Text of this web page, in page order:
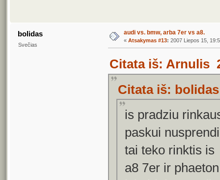
bolidas
Svečias
audi vs. bmw, arba 7er vs a8.
« Atsakymas #13: 2007 Liepos 15,
Citata iš: Arnulis
Citata iš:
is pradziu
paskui
tai teko rinktis is
a8 7er ir phaeton